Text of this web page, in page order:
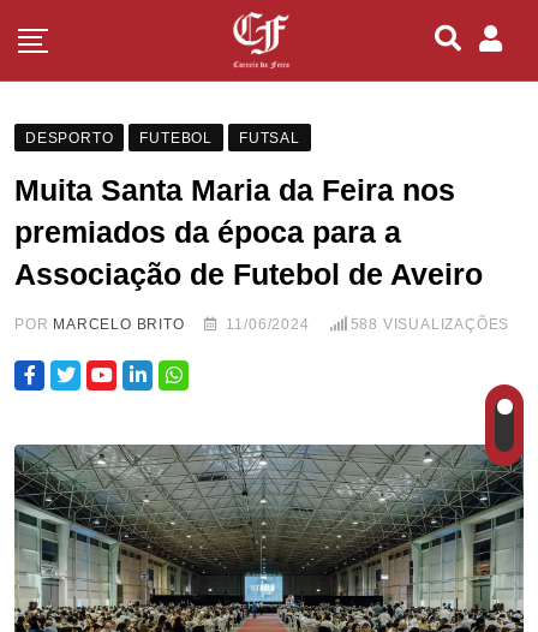
DESPORTO FUTEBOL FUTSAL
Muita Santa Maria da Feira nos
premiados da época para a
Associação de Futebol de Aveiro
POR MARCELO BRITO 11/06/2024 588 VISUALIZAÇÕES